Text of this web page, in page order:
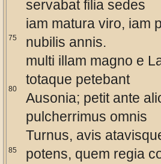
75
80
85
servabat filia sedes
iam matura viro, iam
nubilis annis.
multi illam magno e
totaque petebant
Ausonia; petit ante
pulcherrimus omnis
Turnus, avis
potens, quem regia